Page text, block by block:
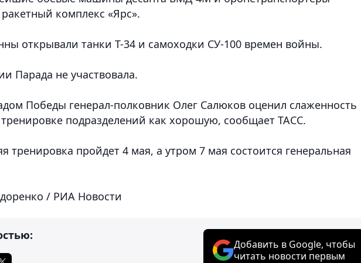
комплекс «Ярс».
открывали танки Т-34 и самоходки СУ-100 времен войны.
Парада не участвовала.
Победы генерал-полковник Олег Салюков оценил слаженность
подразделений как хорошую, сообщает ТАСС.
тренировка пройдет 4 мая, а утром 7 мая состоится генеральная
/ РИА Новости
Добавить в Google, чтобы
читать новости первым